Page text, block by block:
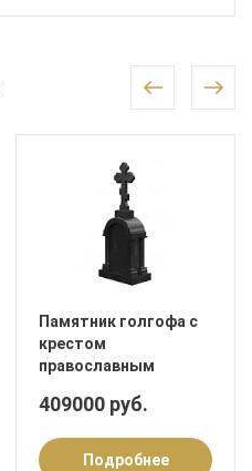
Памятник голгофа с
крестом
православным
409000 руб.
Подробнее